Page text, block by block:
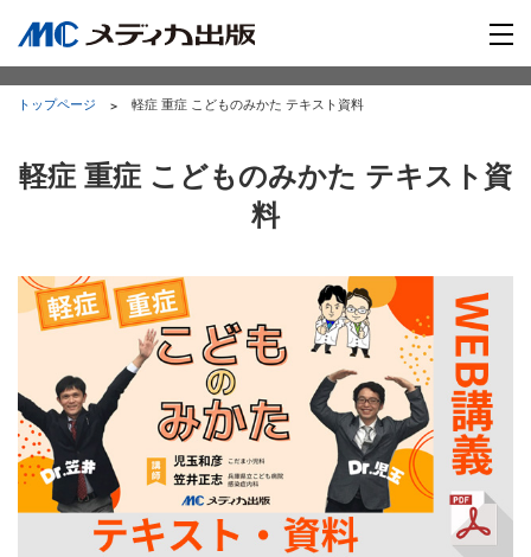
トップページ 軽症 重症 こどものみかた テキスト資料
軽症 重症 こどものみかた テキスト資
料